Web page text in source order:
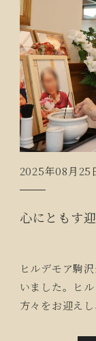
2025年08月25
心にともす
ヒルデモア駒
いました。ヒ
方々をお迎え